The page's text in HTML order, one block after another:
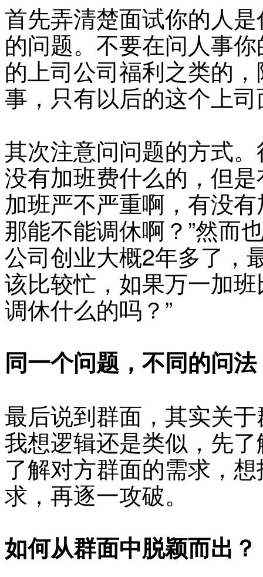
首先弄清楚面试你的人
的问题。不要在问人事
的上司公司福利之类的
事，只有以后的这个上
其次注意问问题的方式
没有加班费什么的，但
加班严不严重啊，有没
那能不能调休啊？”然而
公司创业大概2年多了，
该比较忙，如果万一加
调休什么的吗？”
同一个问题，不同的问
最后说到群面，其实关
我想逻辑还是类似，先
了解对方群面的需求，
求，再逐一攻破。
如何从群面中脱颖而出？